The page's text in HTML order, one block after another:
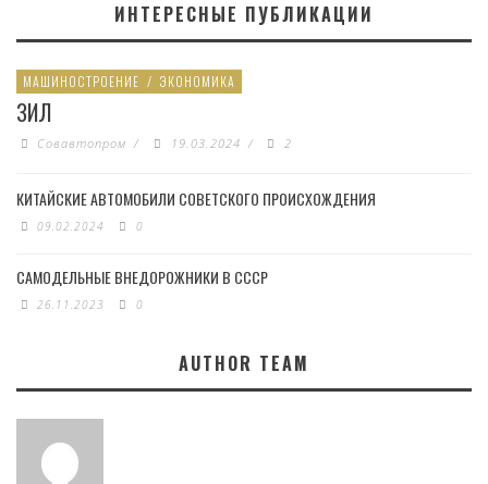
ИНТЕРЕСНЫЕ ПУБЛИКАЦИИ
МАШИНОСТРОЕНИЕ / ЭКОНОМИКА
ЗИЛ
Совавтопром / 19.03.2024 / 2
КИТАЙСКИЕ АВТОМОБИЛИ СОВЕТСКОГО ПРОИСХОЖДЕНИЯ
09.02.2024 0
САМОДЕЛЬНЫЕ ВНЕДОРОЖНИКИ В СССР
26.11.2023 0
AUTHOR TEAM